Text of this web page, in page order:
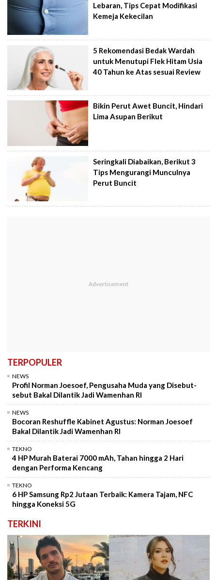
Lebaran, Tips Cepat Modifikasi
Kemeja Kekecilan
5 Rekomendasi Bedak Wardah
untuk Menutupi Flek Hitam Usia
40 Tahun ke Atas sesuai Review
Bikin Perut Awet Buncit, Hindari
Lima Asupan Berikut
Seringkali Diabaikan, Berikut 3
Tips Mengurangi Munculnya
Perut Buncit
TERPOPULER
NEWS
Profil Norman Joesoef, Pengusaha Muda yang Disebut-
sebut Bakal Dilantik Jadi Wamenhan RI
NEWS
Bocoran Reshuffle Kabinet Agustus: Norman Joesoef
Bakal Dilantik Jadi Wamenhan RI
TEKNO
4 HP Murah Baterai 7000 mAh, Tahan hingga 2 Hari
dengan Performa Kencang
TEKNO
6 HP Samsung Rp2 Jutaan Terbaik: Kamera Tajam, NFC
hingga Koneksi 5G
TERKINI